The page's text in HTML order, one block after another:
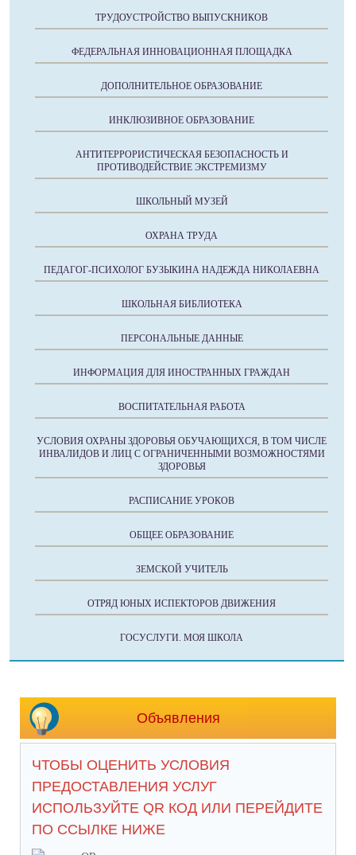
ТРУДОУСТРОЙСТВО ВЫПУСКНИКОВ
ФЕДЕРАЛЬНАЯ ИННОВАЦИОННАЯ ПЛОЩАДКА
ДОПОЛНИТЕЛЬНОЕ ОБРАЗОВАНИЕ
ИНКЛЮЗИВНОЕ ОБРАЗОВАНИЕ
АНТИТЕРРОРИСТИЧЕСКАЯ БЕЗОПАСНОСТЬ И
ПРОТИВОДЕЙСТВИЕ ЭКСТРЕМИЗМУ
ШКОЛЬНЫЙ МУЗЕЙ
ОХРАНА ТРУДА
ПЕДАГОГ-ПСИХОЛОГ БУЗЫКИНА НАДЕЖДА НИКОЛАЕВНА
ШКОЛЬНАЯ БИБЛИОТЕКА
ПЕРСОНАЛЬНЫЕ ДАННЫЕ
ИНФОРМАЦИЯ ДЛЯ ИНОСТРАННЫХ ГРАЖДАН
ВОСПИТАТЕЛЬНАЯ РАБОТА
УСЛОВИЯ ОХРАНЫ ЗДОРОВЬЯ ОБУЧАЮЩИХСЯ, В ТОМ ЧИСЛЕ
ИНВАЛИДОВ И ЛИЦ С ОГРАНИЧЕННЫМИ ВОЗМОЖНОСТЯМИ
ЗДОРОВЬЯ
РАСПИСАНИЕ УРОКОВ
ОБЩЕЕ ОБРАЗОВАНИЕ
ЗЕМСКОЙ УЧИТЕЛЬ
ОТРЯД ЮНЫХ ИСПЕКТОРОВ ДВИЖЕНИЯ
ГОСУСЛУГИ. МОЯ ШКОЛА
Объявления
ЧТОБЫ ОЦЕНИТЬ УСЛОВИЯ
ПРЕДОСТАВЛЕНИЯ УСЛУГ
ИСПОЛЬЗУЙТЕ QR КОД ИЛИ ПЕРЕЙДИТЕ
ПО ССЫЛКЕ НИЖЕ